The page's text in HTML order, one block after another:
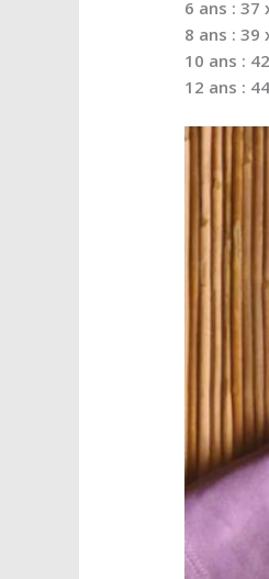
6 ans : 37
8 ans : 39
10 ans :
12 ans :